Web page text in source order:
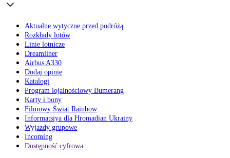
Aktualne wytyczne przed podróżą
Rozkłady lotów
Linie lotnicze
Dreamliner
Airbus A330
Dodaj opinię
Katalogi
Program lojalnościowy Bumerang
Karty i bony
Filmowy Świat Rainbow
Informatsiya dla Hromadian Ukrainy
Wyjazdy grupowe
Incoming
Dostępność cyfrowa